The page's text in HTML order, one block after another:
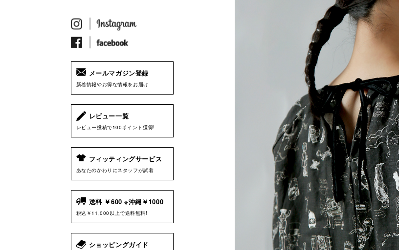
メールマガジン登録
新着情報やお得な情報をお届け
レビュー一覧
レビュー投稿で100ポイント獲得!
フィッティングサービス
あなたのかわりにスタッフが試着
送料 ￥600 ※沖縄￥1000
税込￥11,000以上で送料無料!
ショッピングガイド